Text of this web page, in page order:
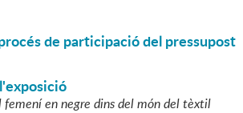
de participació del pressupost
en negre dins del món del tèxtil